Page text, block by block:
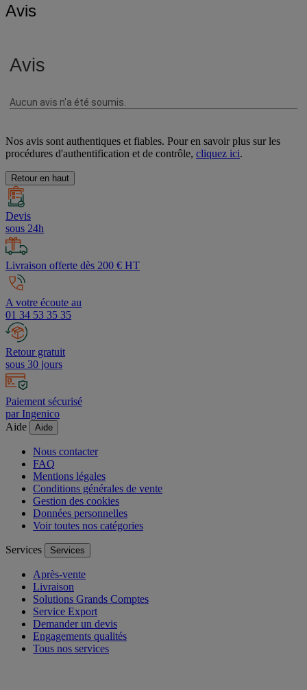
Avis
Nos avis sont authentiques et fiables. Pour en savoir plus sur les
procédures d'authentification et de contrôle, cliquez ici.
Retour en haut
Devis
sous 24h
Livraison offerte dès 200 € HT
A votre écoute au
01 34 53 35 35
Retour gratuit
sous 30 jours
Paiement sécurisé
par Ingenico
Aide
Aide
Nous contacter
FAQ
Mentions légales
Conditions générales de vente
Gestion des cookies
Données personnelles
Voir toutes nos catégories
Services Services
Après-vente
Livraison
Solutions Grands Comptes
Service Export
Demander un devis
Engagements qualités
Tous nos services